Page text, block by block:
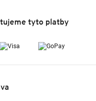
tyto platby